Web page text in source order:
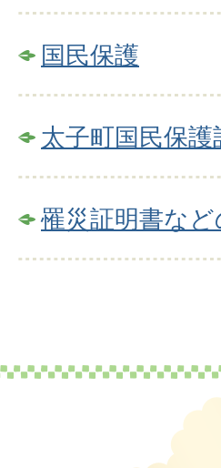
国民保護
太子町国民保護
罹災証明書な